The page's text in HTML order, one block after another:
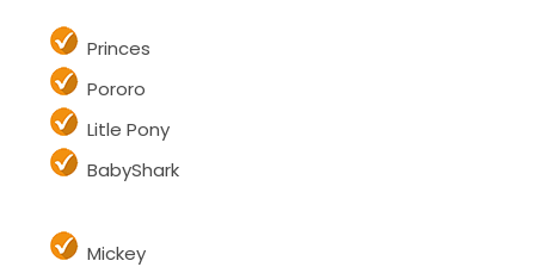
Princes
Pororo
Litle Pony
BabyShark
Mickey